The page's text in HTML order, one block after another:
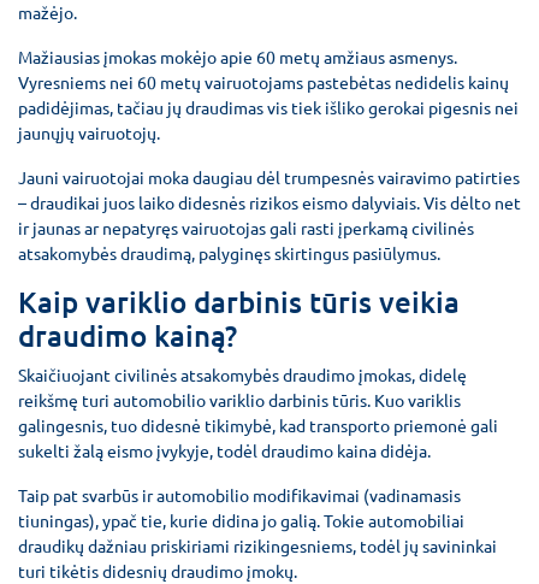
mažėjo.
Mažiausias įmokas mokėjo apie 60 metų amžiaus asmenys.
Vyresniems nei 60 metų vairuotojams pastebėtas nedidelis kainų
padidėjimas, tačiau jų draudimas vis tiek išliko gerokai pigesnis nei
jaunųjų vairuotojų.
Jauni vairuotojai moka daugiau dėl trumpesnės vairavimo patirties
– draudikai juos laiko didesnės rizikos eismo dalyviais. Vis dėlto net
ir jaunas ar nepatyręs vairuotojas gali rasti įperkamą civilinės
atsakomybės draudimą, palyginęs skirtingus pasiūlymus.
Kaip variklio darbinis tūris veikia
draudimo kainą?
Skaičiuojant civilinės atsakomybės draudimo įmokas, didelę
reikšmę turi automobilio variklio darbinis tūris. Kuo variklis
galingesnis, tuo didesnė tikimybė, kad transporto priemonė gali
sukelti žalą eismo įvykyje, todėl draudimo kaina didėja.
Taip pat svarbūs ir automobilio modifikavimai (vadinamasis
tiuningas), ypač tie, kurie didina jo galią. Tokie automobiliai
draudikų dažniau priskiriami rizikingesniems, todėl jų savininkai
turi tikėtis didesnių draudimo įmokų.